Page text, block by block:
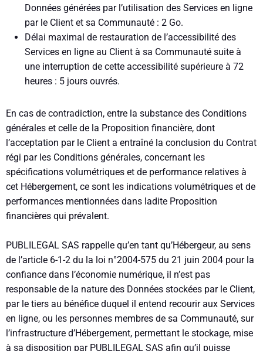
Données générées par l’utilisation des Services en ligne
par le Client et sa Communauté : 2 Go.
Délai maximal de restauration de l’accessibilité des
Services en ligne au Client à sa Communauté suite à
une interruption de cette accessibilité supérieure à 72
heures : 5 jours ouvrés.
En cas de contradiction, entre la substance des Conditions
générales et celle de la Proposition financière, dont
l’acceptation par le Client a entraîné la conclusion du Contrat
régi par les Conditions générales, concernant les
spécifications volumétriques et de performance relatives à
cet Hébergement, ce sont les indications volumétriques et de
performances mentionnées dans ladite Proposition
financières qui prévalent.
PUBLILEGAL SAS rappelle qu’en tant qu’Hébergeur, au sens
de l’article 6-1-2 du la loi n°2004-575 du 21 juin 2004 pour la
confiance dans l’économie numérique, il n’est pas
responsable de la nature des Données stockées par le Client,
par le tiers au bénéfice duquel il entend recourir aux Services
en ligne, ou les personnes membres de sa Communauté, sur
l’infrastructure d’Hébergement, permettant le stockage, mise
à sa disposition par PUBLILEGAL SAS afin qu’il puisse